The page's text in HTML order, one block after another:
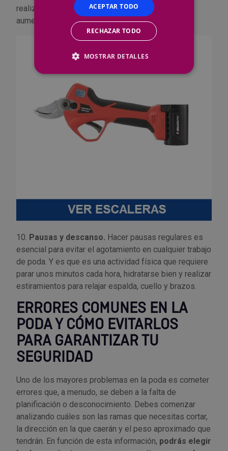
realizar cortes más rápidos, son más precisas y
aumentan la productividad de estos trabajos.
10. Pausas y descanso. Hacer pausas regulares es
esencial para evitar el agotamiento en cualquier trabajo
de poda. Y es que es una actividad física que requiere
parar unos minutos cada hora, hidratarse bien y realizar
estiramientos para relajar espalda, cuello y brazos.
ERRORES COMUNES EN LA
PODA Y CÓMO EVITARLOS
PARA GARANTIZAR TU
SEGURIDAD
Uno de los mayores problemas en la poda es cometer
errores que, a menudo, se deben a la falta de
planificación o desconocimiento. Debes comenzar
analizando cuáles son las ramas que necesitas cortar,
la dirección en la que caerán y el peso aproximado que
tendrán. En función de esta información, podrás elegir
ACEPTAR TODO
RECHAZAR TODO
MOSTRAR DETALLES